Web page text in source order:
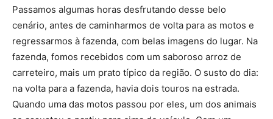
Passamos algumas horas desfrutando desse belo
cenário, antes de caminharmos de volta para as motos e
regressarmos à fazenda, com belas imagens do lugar. Na
fazenda, fomos recebidos com um saboroso arroz de
carreteiro, mais um prato típico da região. O susto do dia:
na volta para a fazenda, havia dois touros na estrada.
Quando uma das motos passou por eles, um dos animais